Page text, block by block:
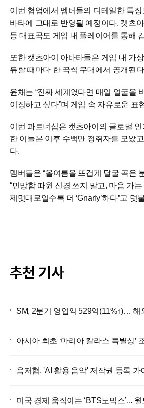
이번 협업에서 멤버들의 디테일한 특
바타에 그대로 반영될 예정이다. 캣츠아
등 대표곡도 게임 내 플레이어를 통해
또한 캣츠아이 아바타들은 게임 내 가
류할 때마다 한 곡씩 무대에서 공개된
윤채는 “진짜 세계였다면 매일 얼굴을
이징하고 싶다”며 게임 속 자유로운 표
이번 파트너십은 캣츠아이의 글로벌 인
한 이들은 이후 수백만 청취자를 모았
다.
멤버들은 “올여름을 뜨겁게 달굴 곡은
“민망함 따윈 신경 쓰지 말고, 마음 가
제멋대로일수록 더 ‘Gnarly’하다”고 덧
추천 기사
SM, 2분기 영업익 529억(11%↑)… 해
아시아 최초 ‘마리아 칼라스 특별상’
음저협, 'AI 활용 음악' 저작권 등록 가
미국 경제 움직이는 ‘BTS노믹스’...